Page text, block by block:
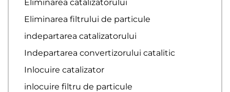
Eliminarea catalizatorului
Eliminarea filtrului de particule
indepartarea catalizatorului
Indepartarea convertizorului catalitic
Inlocuire catalizator
inlocuire filtru de particule